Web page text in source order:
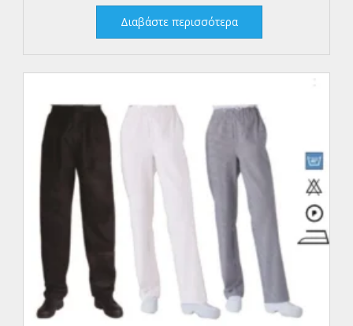
Διαβάστε περισσότερα